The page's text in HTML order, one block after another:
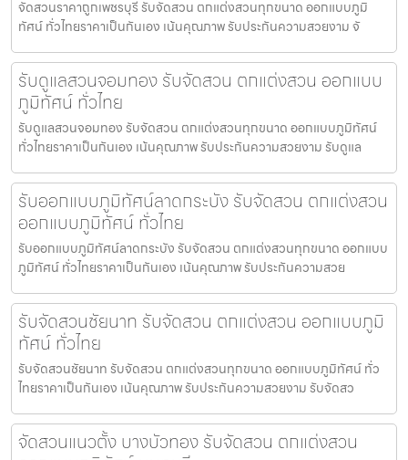
จัดสวนราคาถูกเพชรบุรี รับจัดสวน ตกแต่งสวนทุกขนาด ออกแบบภูมิ
ทัศน์ ทั่วไทยราคาเป็นกันเอง เน้นคุณภาพ รับประกันความสวยงาม จั
รับดูแลสวนจอมทอง รับจัดสวน ตกแต่งสวน ออกแบบ
ภูมิทัศน์ ทั่วไทย
รับดูแลสวนจอมทอง รับจัดสวน ตกแต่งสวนทุกขนาด ออกแบบภูมิทัศน์
ทั่วไทยราคาเป็นกันเอง เน้นคุณภาพ รับประกันความสวยงาม รับดูแล
รับออกแบบภูมิทัศน์ลาดกระบัง รับจัดสวน ตกแต่งสวน
ออกแบบภูมิทัศน์ ทั่วไทย
รับออกแบบภูมิทัศน์ลาดกระบัง รับจัดสวน ตกแต่งสวนทุกขนาด ออกแบบ
ภูมิทัศน์ ทั่วไทยราคาเป็นกันเอง เน้นคุณภาพ รับประกันความสวย
รับจัดสวนชัยนาท รับจัดสวน ตกแต่งสวน ออกแบบภูมิ
ทัศน์ ทั่วไทย
รับจัดสวนชัยนาท รับจัดสวน ตกแต่งสวนทุกขนาด ออกแบบภูมิทัศน์ ทั่ว
ไทยราคาเป็นกันเอง เน้นคุณภาพ รับประกันความสวยงาม รับจัดสว
จัดสวนแนวตั้ง บางบัวทอง รับจัดสวน ตกแต่งสวน